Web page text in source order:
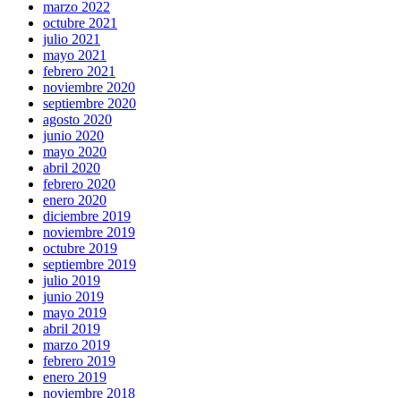
marzo 2022
octubre 2021
julio 2021
mayo 2021
febrero 2021
noviembre 2020
septiembre 2020
agosto 2020
junio 2020
mayo 2020
abril 2020
febrero 2020
enero 2020
diciembre 2019
noviembre 2019
octubre 2019
septiembre 2019
julio 2019
junio 2019
mayo 2019
abril 2019
marzo 2019
febrero 2019
enero 2019
noviembre 2018